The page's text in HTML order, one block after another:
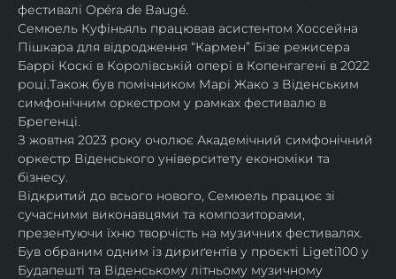
фестивалі Opéra de Baugé.
Семюель Куфіньяль працював асистентом Хоссейна
Пішкара для відродження “Кармен” Бізе режисера
Баррі Коскі в Королівській опері в Копенгагені в 2022
році.Також був помічником Марі Жако з Віденським
симфонічним оркестром у рамках фестивалю в
Брегенці.
З жовтня 2023 року очолює Академічний симфонічний
оркестр Віденського університету економіки та
бізнесу.
Відкритий до всього нового, Семюель працює зі
сучасними виконавцями та композиторами,
презентуючи їхню творчість на музичних фестивалях.
Був обраним одним із дириґентів у проєкті Ligeti100 у
Будапешті та Віденському літньому музичному